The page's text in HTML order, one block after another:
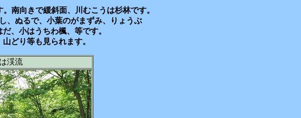
南向きで緩斜面、川むこうは杉林です。
、ぬるで、小葉のがまずみ、りょうぶ
、小はうちわ楓、等です。
どり等も見られます。
渓流